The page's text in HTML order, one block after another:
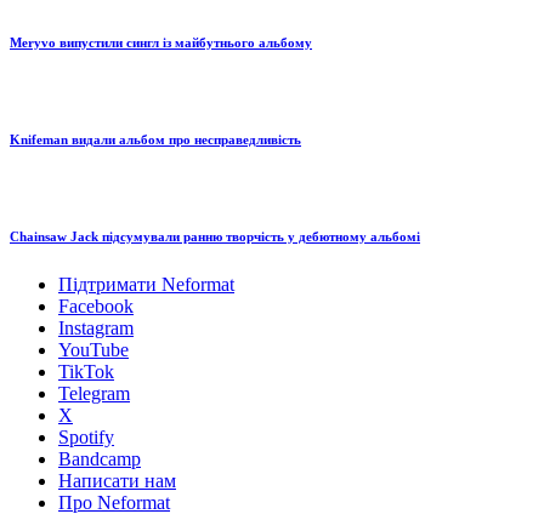
Meryvo випустили сингл із майбутнього альбому
Knifeman видали альбом про несправедливість
Chainsaw Jack підсумували ранню творчість у дебютному альбомі
Підтримати Neformat
Facebook
Instagram
YouTube
TikTok
Telegram
X
Spotify
Bandcamp
Написати нам
Про Neformat